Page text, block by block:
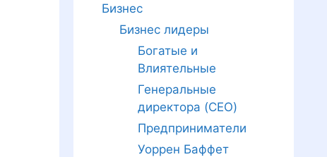
Бизнес
Бизнес лидеры
Богатые и
Влиятельные
Генеральные
директора (CEO)
Предприниматели
Уоррен Баффет